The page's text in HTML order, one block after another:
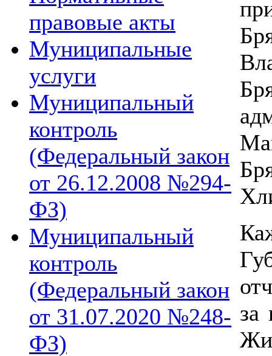
правовые акты
Муниципальные
услуги
Муниципальный
контроль
(Федеральный закон
от 26.12.2008 №294-
ФЗ)
Муниципальный
контроль
(Федеральный закон
от 31.07.2020 №248-
ФЗ)
за